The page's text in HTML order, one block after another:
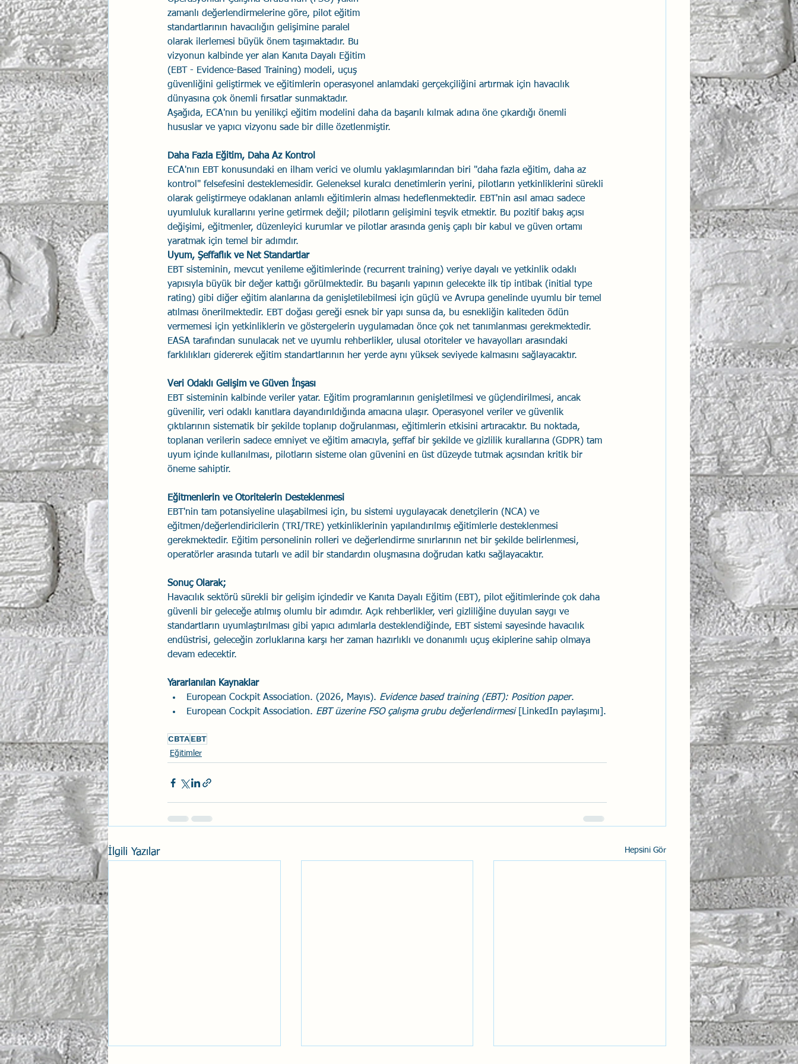
İlişki Yönetimi Sun Tzu Savaş Sanatı Wellbeing
Psikolojik Güvenlik Havacılık Eğitimler
zamanlı değerlendirmelerine göre, pilot eğitim
standartlarının havacılığın gelişimine paralel
olarak ilerlemesi büyük önem taşımaktadır. Bu
vizyonun kalbinde yer alan Kanıta Dayalı Eğitim
(EBT - Evidence-Based Training) modeli, uçuş
güvenliğini geliştirmek ve eğitimlerin operasyonel anlamdaki gerçekçiliğini artırmak için havacılık
dünyasına çok önemli fırsatlar sunmaktadır.
Aşağıda, ECA'nın bu yenilikçi eğitim modelini daha da başarılı kılmak adına öne çıkardığı önemli
hususlar ve yapıcı vizyonu sade bir dille özetlenmiştir.
Daha Fazla Eğitim, Daha Az Kontrol
ECA'nın EBT konusundaki en ilham verici ve olumlu yaklaşımlarından biri "daha fazla eğitim, daha az
kontrol" felsefesini desteklemesidir. Geleneksel kuralcı denetimlerin yerini, pilotların yetkinliklerini sürekli
olarak geliştirmeye odaklanan anlamlı eğitimlerin alması hedeflenmektedir. EBT'nin asıl amacı sadece
uyumluluk kurallarını yerine getirmek değil; pilotların gelişimini teşvik etmektir. Bu pozitif bakış açısı
değişimi, eğitmenler, düzenleyici kurumlar ve pilotlar arasında geniş çaplı bir kabul ve güven ortamı
yaratmak için temel bir adımdır.
Uyum, Şeffaflık ve Net Standartlar
EBT sisteminin, mevcut yenileme eğitimlerinde (recurrent training) veriye dayalı ve yetkinlik odaklı
yapısıyla büyük bir değer kattığı görülmektedir. Bu başarılı yapının gelecekte ilk tip intibak (initial type
rating) gibi diğer eğitim alanlarına da genişletilebilmesi için güçlü ve Avrupa genelinde uyumlu bir temel
atılması önerilmektedir. EBT doğası gereği esnek bir yapı sunsa da, bu esnekliğin kaliteden ödün
vermemesi için yetkinliklerin ve göstergelerin uygulamadan önce çok net tanımlanması gerekmektedir.
EASA tarafından sunulacak net ve uyumlu rehberlikler, ulusal otoriteler ve havayolları arasındaki
farklılıkları gidererek eğitim standartlarının her yerde aynı yüksek seviyede kalmasını sağlayacaktır.
Veri Odaklı Gelişim ve Güven İnşası
EBT sisteminin kalbinde veriler yatar. Eğitim programlarının genişletilmesi ve güçlendirilmesi, ancak
güvenilir, veri odaklı kanıtlara dayandırıldığında amacına ulaşır. Operasyonel veriler ve güvenlik
çıktılarının sistematik bir şekilde toplanıp doğrulanması, eğitimlerin etkisini artıracaktır. Bu noktada,
toplanan verilerin sadece emniyet ve eğitim amacıyla, şeffaf bir şekilde ve gizlilik kurallarına (GDPR) tam
uyum içinde kullanılması, pilotların sisteme olan güvenini en üst düzeyde tutmak açısından kritik bir
öneme sahiptir.
Eğitmenlerin ve Otoritelerin Desteklenmesi
EBT'nin tam potansiyeline ulaşabilmesi için, bu sistemi uygulayacak denetçilerin (NCA) ve
eğitmen/değerlendiricilerin (TRI/TRE) yetkinliklerinin yapılandırılmış eğitimlerle desteklenmesi
gerekmektedir. Eğitim personelinin rolleri ve değerlendirme sınırlarının net bir şekilde belirlenmesi,
operatörler arasında tutarlı ve adil bir standardın oluşmasına doğrudan katkı sağlayacaktır.
Sonuç Olarak;
Havacılık sektörü sürekli bir gelişim içindedir ve Kanıta Dayalı Eğitim (EBT), pilot eğitimlerinde çok daha
güvenli bir geleceğe atılmış olumlu bir adımdır. Açık rehberlikler, veri gizliliğine duyulan saygı ve
standartların uyumlaştırılması gibi yapıcı adımlarla desteklendiğinde, EBT sistemi sayesinde havacılık
endüstrisi, geleceğin zorluklarına karşı her zaman hazırlıklı ve donanımlı uçuş ekiplerine sahip olmaya
devam edecektir.
Yararlanılan Kaynaklar
European Cockpit Association. (2026, Mayıs). Evidence based training (EBT): Position paper.
European Cockpit Association. EBT üzerine FSO çalışma grubu değerlendirmesi [LinkedIn paylaşımı].
CBTAEBT
Eğitimler
İlgili Yazılar Hepsini Gör